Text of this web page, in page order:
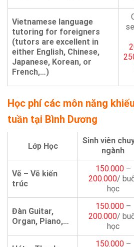
Vietnamese language
tutoring for foreigners
(tutors are excellent in
either English, Chinese,
Japanese, Korean, or
French,…)
Học phí các môn năng
tuần tại Bình Dương
Lớp Học
Sinh viên
ngành
Vẽ – Vẽ kiến
trúc
150.000–
200.000/
học
Đàn Guitar,
Organ, Piano,…
150.000–
200.000/
học
150.000–